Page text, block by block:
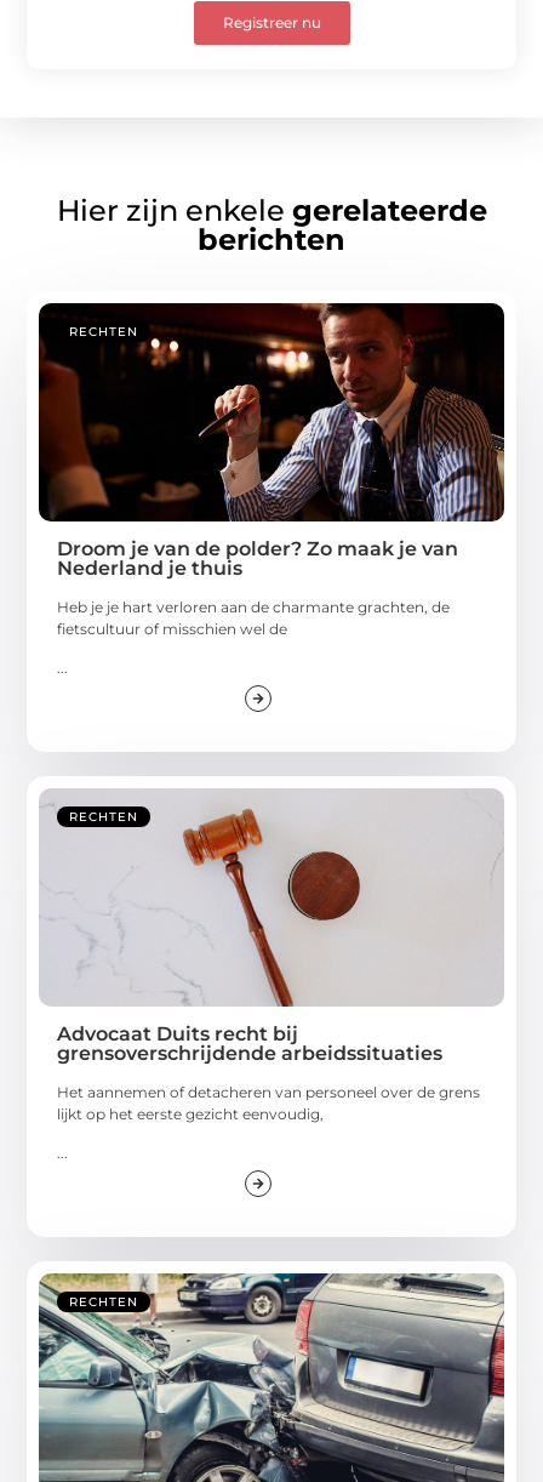
Registreer nu
Hier zijn enkele gerelateerde
berichten
RECHTEN
Droom je van de polder? Zo maak je van
Nederland je thuis
Heb je je hart verloren aan de charmante grachten, de
fietscultuur of misschien wel de
...
RECHTEN
Advocaat Duits recht bij
grensoverschrijdende arbeidssituaties
Het aannemen of detacheren van personeel over de grens
lijkt op het eerste gezicht eenvoudig,
...
RECHTEN